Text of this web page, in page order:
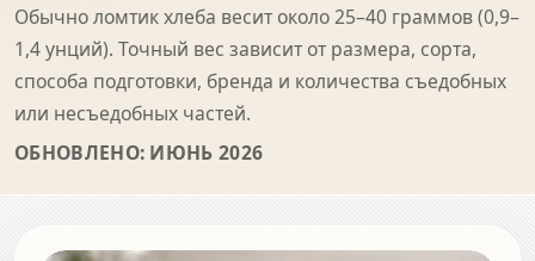
Обычно ломтик хлеба весит около 25–40 граммов (0,9–
1,4 унций). Точный вес зависит от размера, сорта,
способа подготовки, бренда и количества съедобных
или несъедобных частей.
ОБНОВЛЕНО: ИЮНЬ 2026